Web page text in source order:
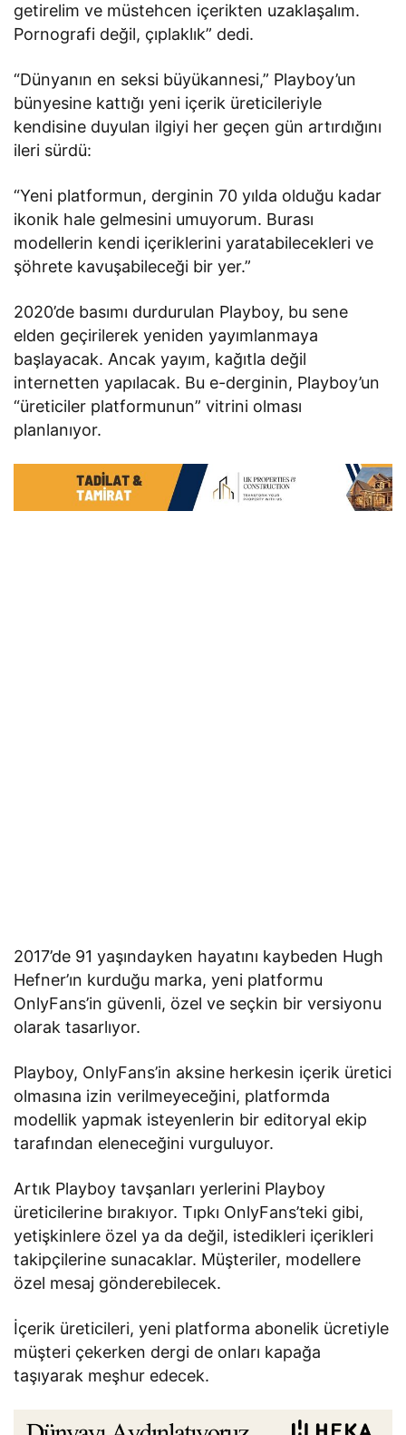
getirelim ve müstehcen içerikten uzaklaşalım.
Pornografi değil, çıplaklık” dedi.
“Dünyanın en seksi büyükannesi,” Playboy’un
bünyesine kattığı yeni içerik üreticileriyle
kendisine duyulan ilgiyi her geçen gün artırdığını
ileri sürdü:
“Yeni platformun, derginin 70 yılda olduğu kadar
ikonik hale gelmesini umuyorum. Burası
modellerin kendi içeriklerini yaratabilecekleri ve
şöhrete kavuşabileceği bir yer.”
2020’de basımı durdurulan Playboy, bu sene
elden geçirilerek yeniden yayımlanmaya
başlayacak. Ancak yayım, kağıtla değil
internetten yapılacak. Bu e-derginin, Playboy’un
“üreticiler platformunun” vitrini olması
planlanıyor.
2017’de 91 yaşındayken hayatını kaybeden Hugh
Hefner’ın kurduğu marka, yeni platformu
OnlyFans’in güvenli, özel ve seçkin bir versiyonu
olarak tasarlıyor.
Playboy, OnlyFans’in aksine herkesin içerik üretici
olmasına izin verilmeyeceğini, platformda
modellik yapmak isteyenlerin bir editoryal ekip
tarafından eleneceğini vurguluyor.
Artık Playboy tavşanları yerlerini Playboy
üreticilerine bırakıyor. Tıpkı OnlyFans’teki gibi,
yetişkinlere özel ya da değil, istedikleri içerikleri
takipçilerine sunacaklar. Müşteriler, modellere
özel mesaj gönderebilecek.
İçerik üreticileri, yeni platforma abonelik ücretiyle
müşteri çekerken dergi de onları kapağa
taşıyarak meşhur edecek.